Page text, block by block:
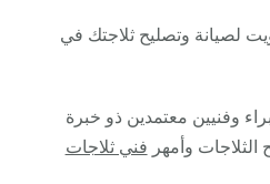
لصيانة وتصليح ثلاجتك في
وفنيين معتمدين ذو خبرة
وأمهر فني ثلاجات